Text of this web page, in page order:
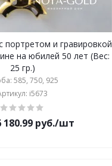
портретом и гравировкой
на юбилей 50 лет (Вес:
25 гр.)
585, 750, 925
i5673
180.99 руб./шт